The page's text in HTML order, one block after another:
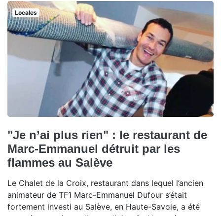
Locales
"Je n’ai plus rien" : le restaurant de
Marc-Emmanuel détruit par les
flammes au Salève
Le Chalet de la Croix, restaurant dans lequel l’ancien
animateur de TF1 Marc-Emmanuel Dufour s’était
fortement investi au Salève, en Haute-Savoie, a été